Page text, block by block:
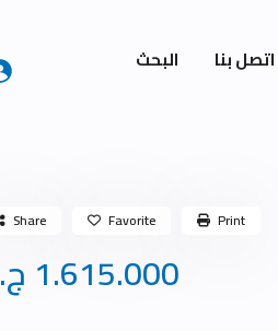
اتصل بنا البحث
Share Favorite Print